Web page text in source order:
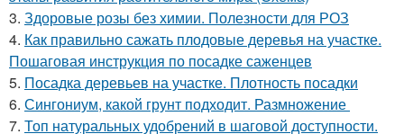
3. Здоровые розы без химии. Полезности для РОЗ
4. Как правильно сажать плодовые деревья на участке.
Пошаговая инструкция по посадке саженцев
5. Посадка деревьев на участке. Плотность посадки
6. Сингониум, какой грунт подходит. Размножение
7. Топ натуральных удобрений в шаговой доступности.